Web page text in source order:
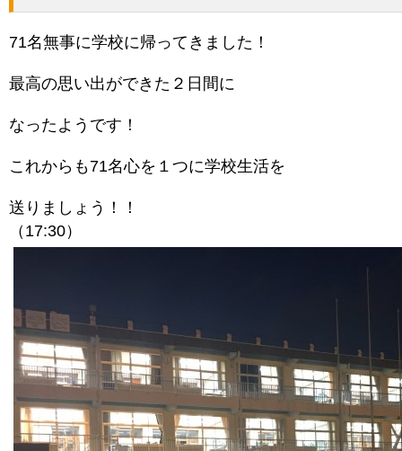
71名無事に学校に帰ってきました！
最高の思い出ができた２日間に
なったようです！
これからも71名心を１つに学校生活を
送りましょう！！
（17:30）